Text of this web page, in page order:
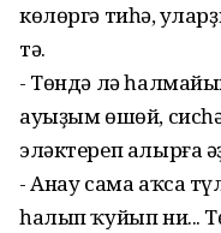
көлөргә тиһәң,
тә.
- Төндә лә
ауыҙым өшөй,
эләктереп алырға
- Анау сама аҡса
һалып ҡуйып ни...